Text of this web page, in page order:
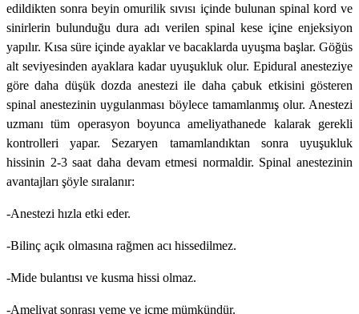
edildikten sonra beyin omurilik sıvısı içinde bulunan spinal kord ve
sinirlerin bulunduğu dura adı verilen spinal kese içine enjeksiyon
yapılır. Kısa süre içinde ayaklar ve bacaklarda uyuşma başlar. Göğüs
alt seviyesinden ayaklara kadar uyuşukluk olur. Epidural anesteziye
göre daha düşük dozda anestezi ile daha çabuk etkisini gösteren
spinal anestezinin uygulanması böylece tamamlanmış olur. Anestezi
uzmanı tüm operasyon boyunca ameliyathanede kalarak gerekli
kontrolleri yapar. Sezaryen tamamlandıktan sonra uyuşukluk
hissinin 2-3 saat daha devam etmesi normaldir. Spinal anestezinin
avantajları şöyle sıralanır:
-Anestezi hızla etki eder.
-Bilinç açık olmasına rağmen acı hissedilmez.
-Mide bulantısı ve kusma hissi olmaz.
-Ameliyat sonrası yeme ve içme mümkündür.